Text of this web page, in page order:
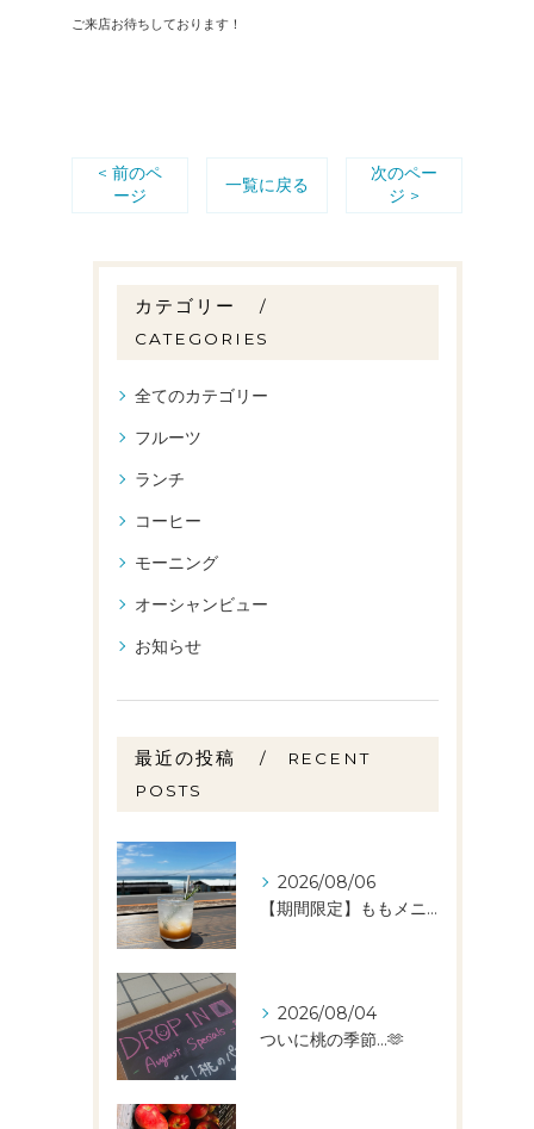
ご来店お待ちしております！
< 前のペ
ージ
一覧に戻る
次のペー
ジ >
カテゴリー
CATEGORIES
全てのカテゴリー
フルーツ
ランチ
コーヒー
モーニング
オーシャンビュー
お知らせ
最近の投稿
RECENT
POSTS
2026/08/06
【期間限定】ももメニュー🍑スタートしました✨️
2026/08/04
ついに桃の季節…🫶